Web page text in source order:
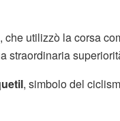
, che utilizzò la corsa
straordinaria
, simbolo del